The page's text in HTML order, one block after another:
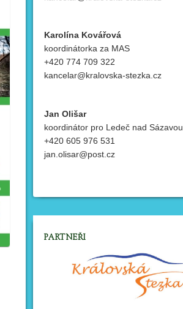
Karolína Kovářová
koordinátorka za MAS
+420 774 709 322
kancelar@kralovska-stezka.cz
Jan Olišar
koordinátor pro Ledeč nad Sázavou
+420 605 976 531
jan.olisar@post.cz
PARTNEŘI